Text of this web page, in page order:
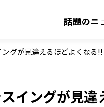
話題のニ
グが見違えるほどよくなる!!
イングが見違